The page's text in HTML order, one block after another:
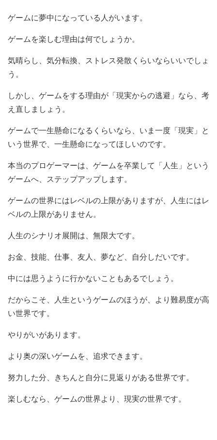
ゲームに夢中になっている人がいます。
ゲームを楽しむ理由は何でしょうか。
気晴らし、気分転換、ストレス発散くらいならいいでしょ
う。
しかし、ゲームをする理由が「現実からの逃避」なら、考
え直しましょう。
ゲームで一生懸命になるくらいなら、いま一度「現実」と
いう世界で、一生懸命になってほしいのです。
本当のプロゲーマーは、ゲームを卒業して「人生」という
ゲームへ、ステップアップします。
ゲームの世界にはレベルの上限がありますが、人生にはレ
ベルの上限がありません。
人生のシナリオ展開は、無限大です。
お金、技能、仕事、友人、夢など、自分しだいです。
中には思うように行かないこともあるでしょう。
だからこそ、人生というゲームのほうが、より難易度が高
い世界です。
やりがいがあります。
より奥の深いゲームを、追求できます。
努力した分、きちんと自分に見返りがある世界です。
楽しむなら、ゲームの世界より、現実の世界です。